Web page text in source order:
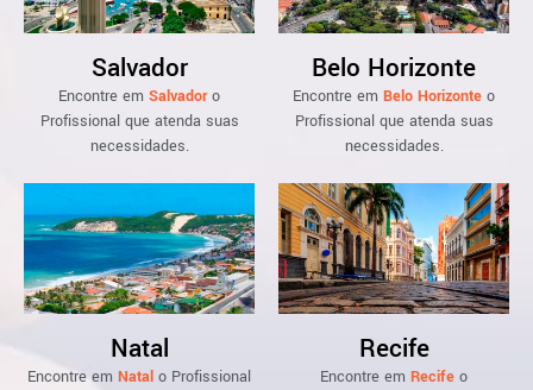
Salvador
Encontre em Salvadoro
Profissional que atenda suas
necessidades.
Belo Horizonte
Encontre em Belo Horizonte o
Profissional que atenda suas
necessidades.
Natal
Encontre em Natal o Profissional
Recife
Encontre em Recife o